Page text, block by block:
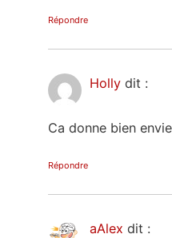
Répondre
Holly dit :
Ca donne bien
Répondre
aAlex dit :